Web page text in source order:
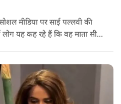
मीडिया पर साई पल्लवी की
यह कह रहे हैं कि वह माता सीता